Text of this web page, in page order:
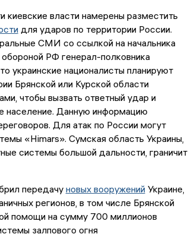
власти намерены разместить
для ударов по территории России.
СМИ со ссылкой на начальника
РФ генерал-полковника
украинские националисты планируют
Брянской или Курской области
чтобы вызвать ответный удар и
население. Данную информацию
Для атак по России могут
«Himars». Сумская область Украины,
системы большой дальности, граничит
передачуновых вооруженийУкраине,
регионов, в том числе Брянской
помощи на сумму 700 миллионов
залпового огня